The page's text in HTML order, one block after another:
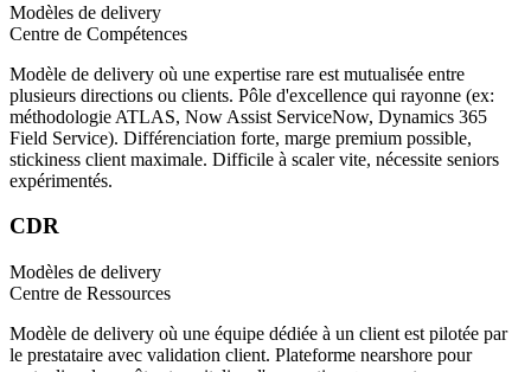
Modèles de delivery
Centre de Compétences
Modèle de delivery où une expertise rare est mutualisée entre
plusieurs directions ou clients. Pôle d'excellence qui rayonne (ex:
méthodologie ATLAS, Now Assist ServiceNow, Dynamics 365
Field Service). Différenciation forte, marge premium possible,
stickiness client maximale. Difficile à scaler vite, nécessite seniors
expérimentés.
CDR
Modèles de delivery
Centre de Ressources
Modèle de delivery où une équipe dédiée à un client est pilotée par
le prestataire avec validation client. Plateforme nearshore pour